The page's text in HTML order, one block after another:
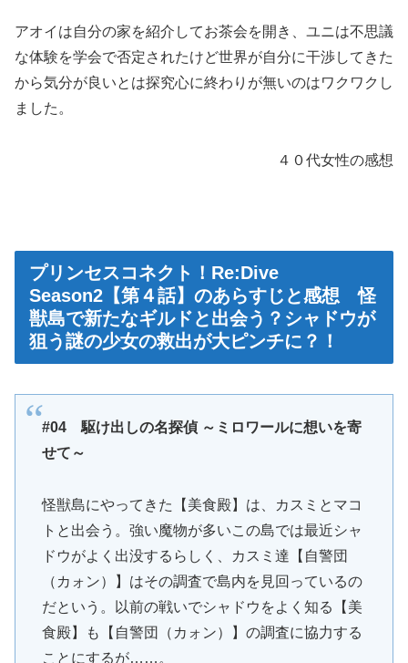
アオイは自分の家を紹介してお茶会を開き、ユニは不思議
な体験を学会で否定されたけど世界が自分に干渉してきた
から気分が良いとは探究心に終わりが無いのはワクワクし
ました。
４０代女性の感想
プリンセスコネクト！Re:Dive
Season2【第４話】のあらすじと感想 怪
獣島で新たなギルドと出会う？シャドウが
狙う謎の少女の救出が大ピンチに？！
#04 駆け出しの名探偵 ～ミロワールに想いを寄
せて～
怪獣島にやってきた【美食殿】は、カスミとマコ
トと出会う。強い魔物が多いこの島では最近シャ
ドウがよく出没するらしく、カスミ達【自警団
（カォン）】はその調査で島内を見回っているの
だという。以前の戦いでシャドウをよく知る【美
食殿】も【自警団（カォン）】の調査に協力する
ことにするが……。